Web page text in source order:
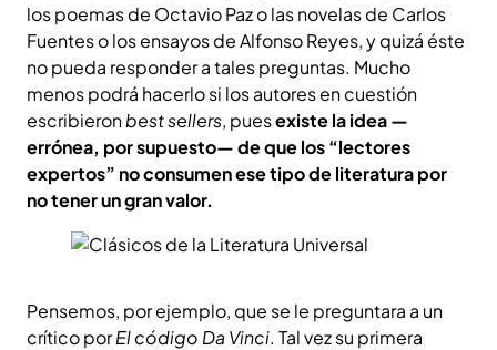
los poemas de Octavio Paz o las novelas de Carlos
Fuentes o los ensayos de Alfonso Reyes, y quizá éste
no pueda responder a tales preguntas. Mucho
menos podrá hacerlo si los autores en cuestión
escribieronbest sellers, puesexiste la idea—
errónea, por supuesto—de que los “lectores
expertos” no consumen ese tipo de literatura por
no tener un gran valor.
Pensemos, por ejemplo, que se le preguntara a un
crítico porEl código Da Vinci. Tal vez su primera